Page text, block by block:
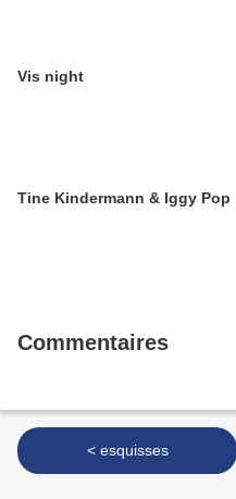
Vis night
Tine Kindermann & Iggy Pop
Commentaires
< esquisses